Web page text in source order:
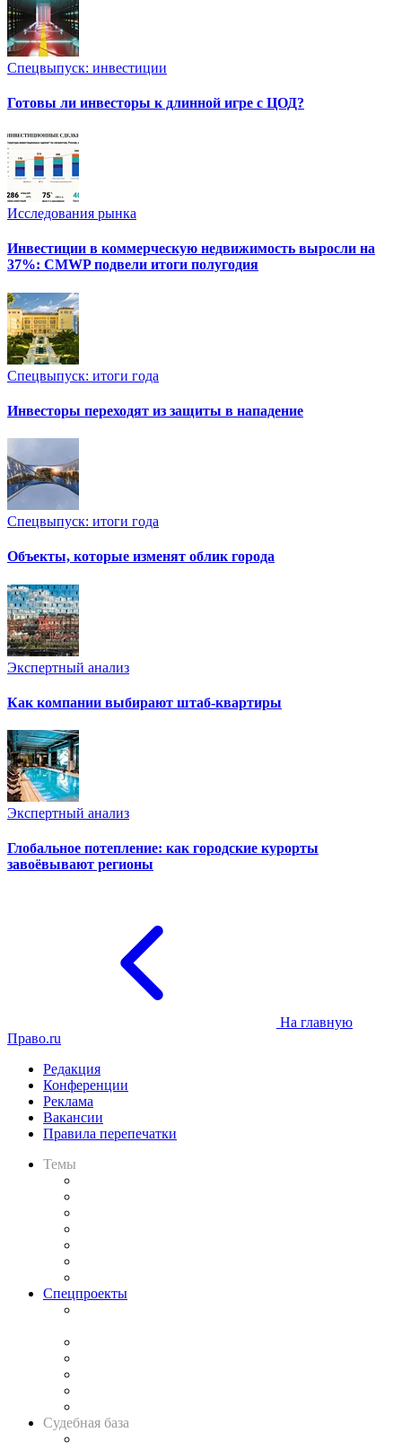
Спецвыпуск: инвестиции
Готовы ли инвесторы к длинной игре с ЦОД?
Исследования рынка
Инвестиции в коммерческую недвижимость выросли на
37%: CMWP подвели итоги полугодия
Спецвыпуск: итоги года
Инвесторы переходят из защиты в нападение
Спецвыпуск: итоги года
Объекты, которые изменят облик города
Экспертный анализ
Как компании выбирают штаб-квартиры
Экспертный анализ
Глобальное потепление: как городские курорты
завоёвывают регионы
На главную
Право.ru
Редакция
Конференции
Реклама
Вакансии
Правила перепечатки
Темы
Спецпроекты
Судебная база